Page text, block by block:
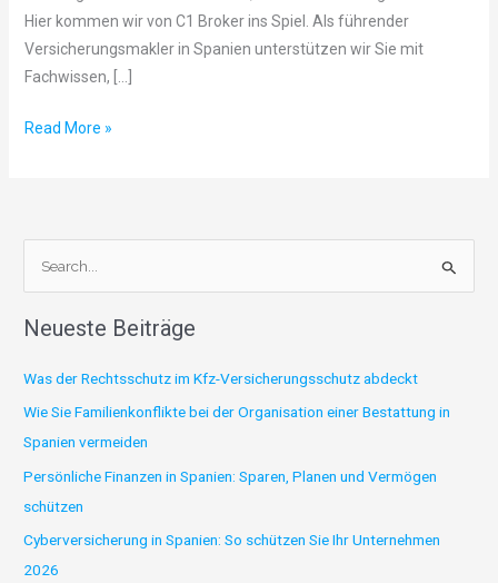
Hier kommen wir von C1 Broker ins Spiel. Als führender
Versicherungsmakler in Spanien unterstützen wir Sie mit
Fachwissen, […]
Read More »
c
e
n
n
a
c
h
:
Neueste Beiträge
Was der Rechtsschutz im Kfz-Versicherungsschutz abdeckt
Wie Sie Familienkonflikte bei der Organisation einer Bestattung in
Spanien vermeiden
Persönliche Finanzen in Spanien: Sparen, Planen und Vermögen
schützen
Cyberversicherung in Spanien: So schützen Sie Ihr Unternehmen
2026